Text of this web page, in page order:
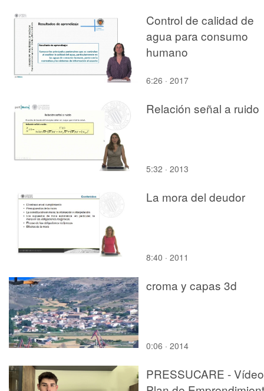
Control de calidad de
agua para consumo
humano
6:26 · 2017
Relación señal a ruido
5:32 · 2013
La mora del deudor
8:40 · 2011
croma y capas 3d
0:06 · 2014
PRESSUCARE - Vídeo